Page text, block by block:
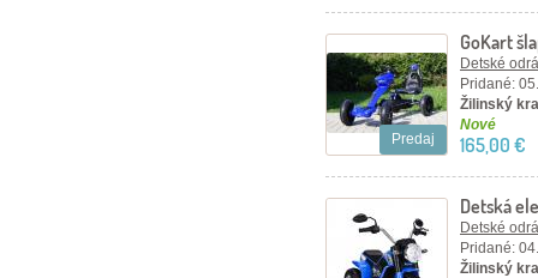
Predaj
GoKart
Detské
Pridané:
Žilinský
Nové
165,00 €
Detská
Detské
Pridané:
Žilinský